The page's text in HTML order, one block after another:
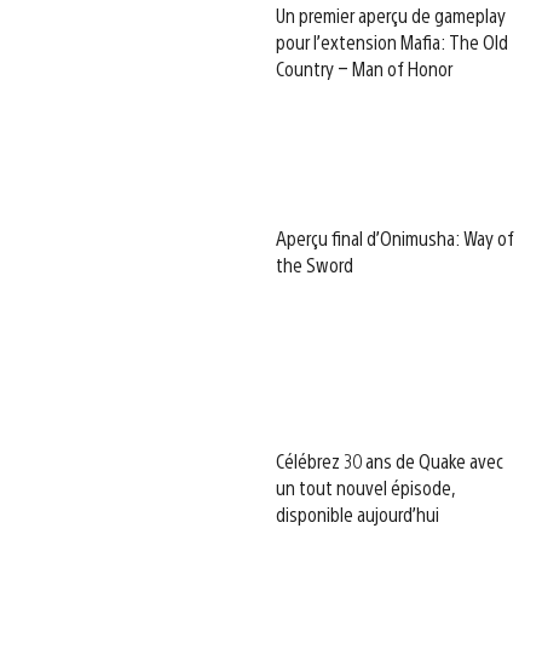
Un premier aperçu de gameplay
pour l’extension Mafia: The Old
Country – Man of Honor
Aperçu final d’Onimusha: Way of
the Sword
Célébrez 30 ans de Quake avec
un tout nouvel épisode,
disponible aujourd’hui